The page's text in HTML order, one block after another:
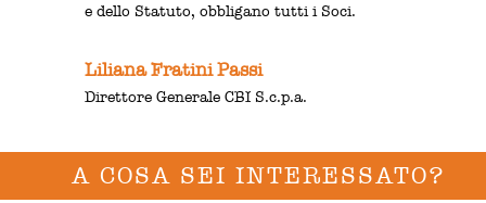
e dello Statuto, obbligano tutti i Soci.
Liliana Fratini Passi
Direttore Generale CBI S.c.p.a.
A COSA SEI INTERESSATO?